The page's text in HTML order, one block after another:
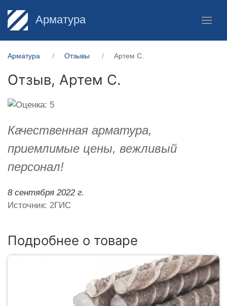
Арматура
Арматура Отзывы Артем С.
Отзыв, Артем С.
Качественная арматура,
приемлимые цены, вежливый
персонал!
8 сентября 2022 г.
Источник: 2ГИС
Подробнее о товаре